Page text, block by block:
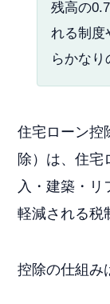
残高の
れる制度
らかなり
住宅ローン控
除）は、住宅
入・建築・
軽減される税
控除の仕組み